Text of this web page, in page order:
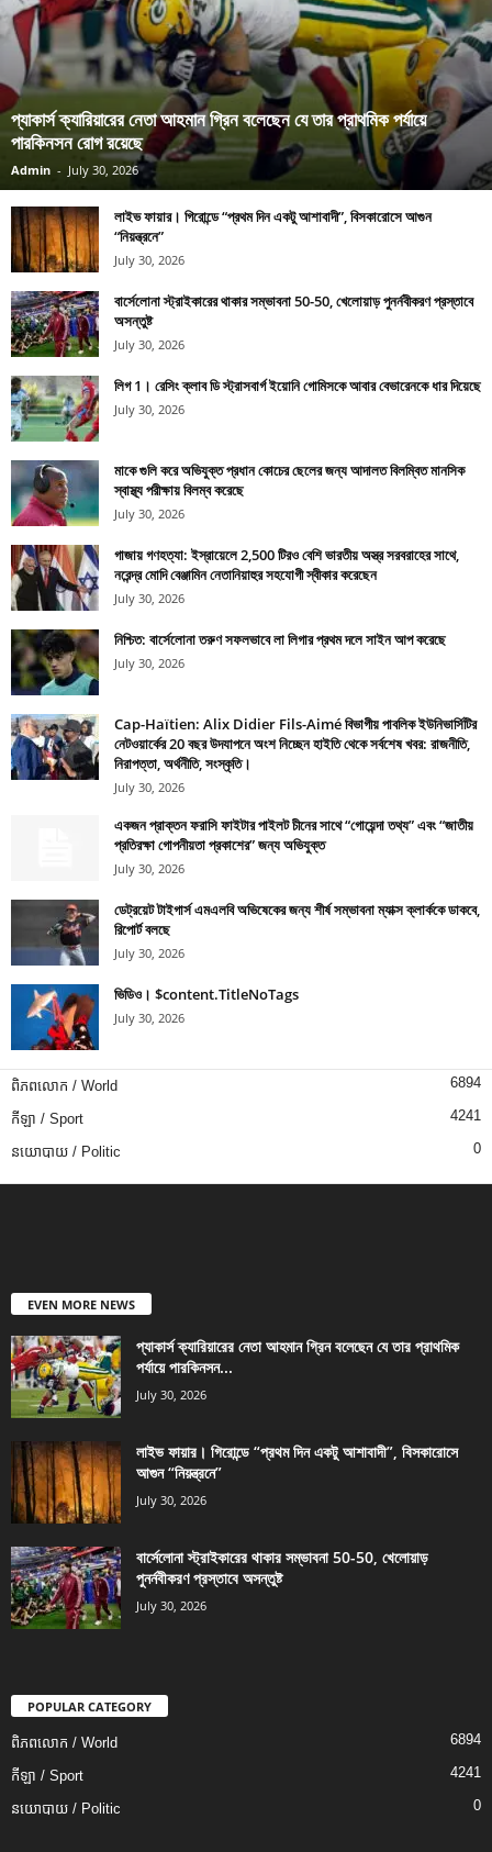
প্যাকার্স ক্যারিয়ারের নেতা আহমান গ্রিন বলেছেন যে তার প্রাথমিক পর্যায়ে
পারকিনসন রোগ রয়েছে
Admin - July 30, 2026
লাইভ ফায়ার। গিরোন্ডে “প্রথম দিন একটু আশাবাদী”, বিসকারোসে আগুন
“নিয়ন্ত্রনে”
July 30, 2026
বার্সেলোনা স্ট্রাইকারের থাকার সম্ভাবনা 50-50, খেলোয়াড় পুনর্নবীকরণ প্রস্তাবে
অসন্তুষ্ট
July 30, 2026
লিগ 1। রেসিং ক্লাব ডি স্ট্রাসবার্গ ইয়োনি গোমিসকে আবার বেভারেনকে ধার দিয়েছে
July 30, 2026
মাকে গুলি করে অভিযুক্ত প্রধান কোচের ছেলের জন্য আদালত বিলম্বিত মানসিক
স্বাস্থ্য পরীক্ষায় বিলম্ব করেছে
July 30, 2026
গাজায় গণহত্যা: ইস্রায়েলে 2,500 টিরও বেশি ভারতীয় অস্ত্র সরবরাহের সাথে,
নরেন্দ্র মোদি বেঞ্জামিন নেতানিয়াহুর সহযোগী স্বীকার করেছেন
July 30, 2026
নিশ্চিত: বার্সেলোনা তরুণ সফলভাবে লা লিগার প্রথম দলে সাইন আপ করেছে
July 30, 2026
Cap-Haïtien: Alix Didier Fils-Aimé বিভাগীয় পাবলিক ইউনিভার্সিটির
নেটওয়ার্কের 20 বছর উদযাপনে অংশ নিচ্ছেন হাইতি থেকে সর্বশেষ খবর: রাজনীতি,
নিরাপত্তা, অর্থনীতি, সংস্কৃতি।
July 30, 2026
একজন প্রাক্তন ফরাসি ফাইটার পাইলট চীনের সাথে “গোয়েন্দা তথ্য” এবং “জাতীয়
প্রতিরক্ষা গোপনীয়তা প্রকাশের” জন্য অভিযুক্ত
July 30, 2026
ডেট্রয়েট টাইগার্স এমএলবি অভিষেকের জন্য শীর্ষ সম্ভাবনা ম্যাক্স ক্লার্ককে ডাকবে,
রিপোর্ট বলছে
July 30, 2026
ভিডিও। $content.TitleNoTags
July 30, 2026
ពិភពលោក / World 6894
កីឡា / Sport 4241
នយោបាយ / Politic 0
EVEN MORE NEWS
প্যাকার্স ক্যারিয়ারের নেতা আহমান গ্রিন বলেছেন যে তার প্রাথমিক
পর্যায়ে পারকিনসন...
July 30, 2026
লাইভ ফায়ার। গিরোন্ডে “প্রথম দিন একটু আশাবাদী”, বিসকারোসে
আগুন “নিয়ন্ত্রনে”
July 30, 2026
বার্সেলোনা স্ট্রাইকারের থাকার সম্ভাবনা 50-50, খেলোয়াড়
পুনর্নবীকরণ প্রস্তাবে অসন্তুষ্ট
July 30, 2026
POPULAR CATEGORY
ពិភពលោក / World 6894
កីឡា / Sport 4241
នយោបាយ / Politic 0